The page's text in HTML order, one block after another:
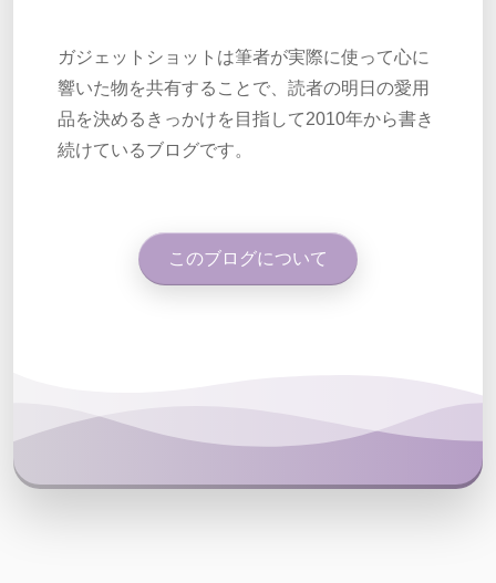
ガジェットショットは筆者が実際に使って心に
響いた物を共有することで、読者の明日の愛用
品を決めるきっかけを目指して2010年から書き
続けているブログです。
このブログについて